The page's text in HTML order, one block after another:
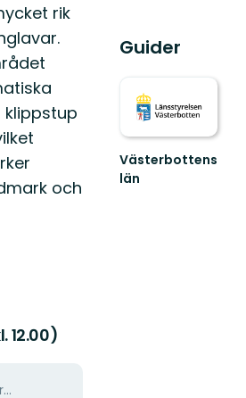
rik
och
12.00)
Guider
Västerbottens
län